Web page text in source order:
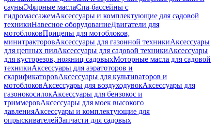
сауныЭфирные маслаСпа-бассейны с
гидромассажемАксессуары и комплектующие для садовой
техникиНавесное оборудованиеДвигатели для
мотоблоковПрицепы для мотоблоков,
минитракторовАксессуары для газонной техникиАксессуары
для цепных пилАксессуары для садовой техникиАксессуары
для кусторезов, ножниц садовыхМоторные масла для садовой
техникиАксессуары для аэратоторов и
скарификаторовАксессуары для культиваторов и
мотоблоковАксессуары для воздуходувокАксессуары для
газонокосилокАксессуары для бензокос и
триммеровАксессуары для моек высокого
давленияАксессуары и комплектующие для
опрыскивателейЗапчасти для садовых